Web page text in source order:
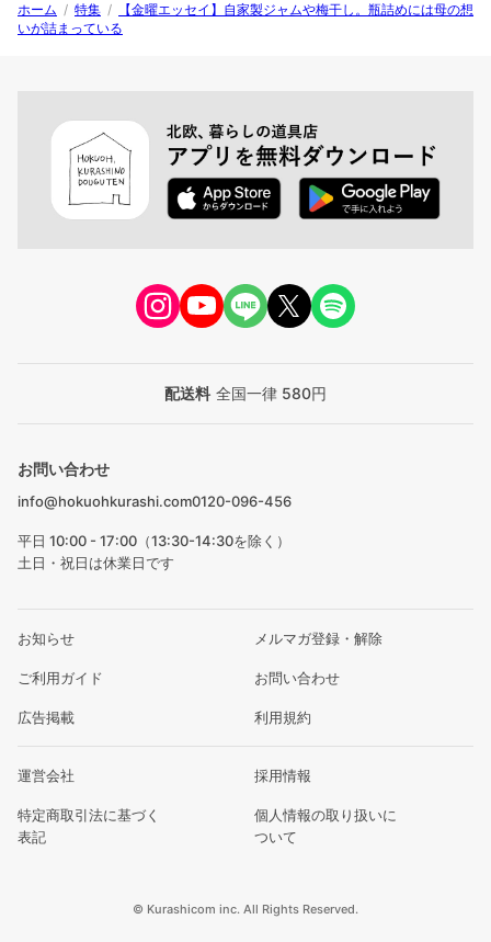
ホーム / 特集 /
【金曜エッセイ】自家製ジャムや梅干し。瓶詰めには母の想
いが詰まっている
配送料 全国一律 580円
お問い合わせ
info@hokuohkurashi.com0120-096-456
平日 10:00 - 17:00（13:30-14:30を除く）
土日・祝日は休業日です
お知らせ メルマガ登録・解除
ご利用ガイド お問い合わせ
広告掲載 利用規約
運営会社 採用情報
特定商取引法に基づく
表記
個人情報の取り扱いに
ついて
© Kurashicom inc. All Rights Reserved.